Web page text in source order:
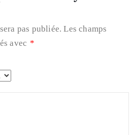
pas publiée. Les champs
avec *